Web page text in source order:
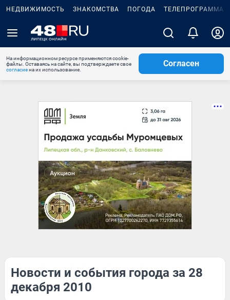
НЕДВИЖИМОСТЬ ЗНАКОМСТВА ПОГОДА ТЕЛЕПРОГРАММА
На информационном ресурсе применяются cookie-
файлы. Оставаясь на сайте, вы подтверждаете свое
согласиена их использование.
Согласен
Новости и события города за 28
декабря 2010